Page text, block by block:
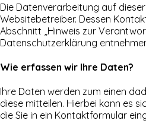
Die Datenverarbeitung auf
Websitebetreiber. Dessen
Abschnitt „Hinweis zur
Datenschutzerklärung
Wie erfassen wir Ihre Daten?
Ihre Daten werden zum einen
diese mitteilen. Hierbei kann es
die Sie in ein Kontaktformular